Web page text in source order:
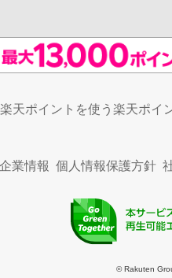
楽天ポイントを使う 楽天ポイ
企業情報 個人情報保護方針
© Rakuten